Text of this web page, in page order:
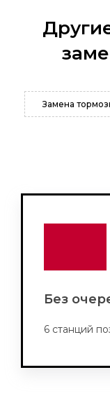
Замена
Без
6 станций